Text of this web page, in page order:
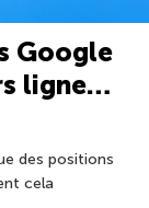
Google
ligne…
des positions
cela